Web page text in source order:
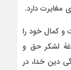
مغایرت دارد.
و کمال خود را
لشکر حق و
دین خدا، در